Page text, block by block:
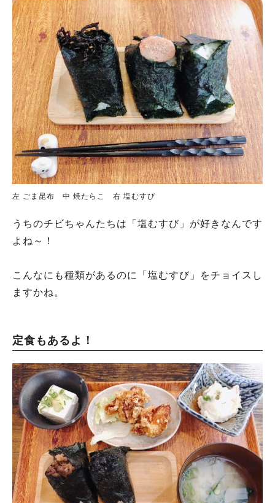
左 ごま昆布 中 焼たらこ 右 塩むすび
うちのチビちゃんたちは「塩むすび」が好きなんです
よね～！
こんなにも種類があるのに「塩むすび」をチョイスし
ますかね。
定食もあるよ！